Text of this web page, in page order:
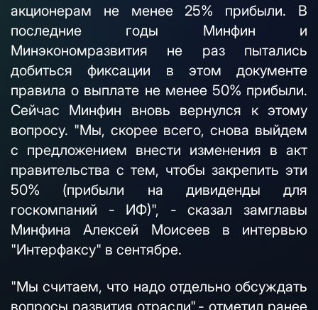
акционерам не менее 25% прибыли. В
последние годы Минфин и
Минэкономразвития не раз пытались
добиться фиксации в этом документе
правила о выплате не менее 50% прибыли.
Сейчас Минфин вновь вернулся к этому
вопросу. "Мы, скорее всего, снова выйдем
с предложением внести изменения в акт
правительства с тем, чтобы закрепить эти
50% (прибыли на дивиденды для
госкомпаний - ИФ)", - сказал замглавы
Минфина Алексей Моисеев в интервью
"Интерфаксу" в сентябре.
"Мы считаем, что надо отдельно обсуждать
вопросы развития отрасли",- отметил ранее